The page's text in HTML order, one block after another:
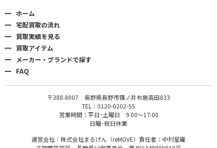
ホーム
宅配買取の流れ
買取実績を見る
買取アイテム
メーカー・ブランドで探す
FAQ
〒388-8007 長野県長野市篠ノ井布施高田833
TEL：0120-0202-55
営業時間：平日･土曜日 9:00〜17:00
日曜･祝日休業
運営会社：株式会社まるげん（reMOVE）責任者：中村星羅